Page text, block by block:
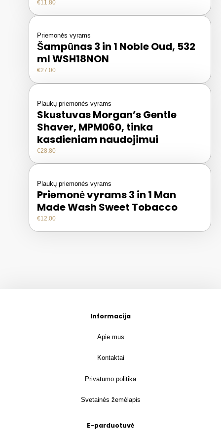
€11.80
Priemonės vyrams
Šampūnas 3 in 1 Noble Oud, 532
ml WSH18NON
€27.00
Plaukų priemonės vyrams
Skustuvas Morgan’s Gentle
Shaver, MPM060, tinka
kasdieniam naudojimui
€28.80
Plaukų priemonės vyrams
Priemonė vyrams 3 in 1 Man
Made Wash Sweet Tobacco
€12.00
Informacija
Apie mus
Kontaktai
Privatumo politika
Svetainės žemėlapis
E-parduotuvė